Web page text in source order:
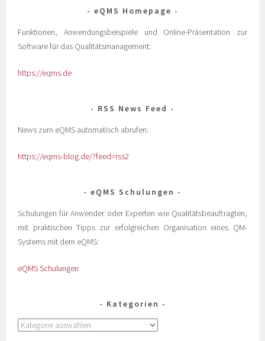
eQMS Homepage
Funktionen, Anwendungsbeispiele und Online-Präsentation zur
Software für das Qualitätsmanagement:
https://eqms.de
RSS News Feed
News zum eQMS automatisch abrufen:
https://eqms-blog.de/?feed=rss2
eQMS Schulungen
Schulungen für Anwender oder Experten wie Qualitätsbeauftragten,
mit praktischen Tipps zur erfolgreichen Organisation eines QM-
Systems mit dem eQMS:
eQMS Schulungen
Kategorien